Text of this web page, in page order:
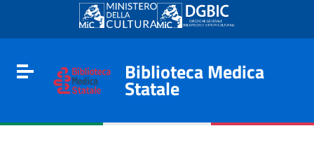
Go to content
Go to the navigation menu
Go to the footer
Toggle navigation
Biblioteca Medica
Statale